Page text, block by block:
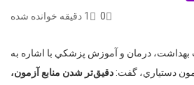
0
1 دقیقه خوانده شده
درمان و آموزش پزشكي با اشاره به
دستياري، گفت: دقيق‌تر شدن منابع آزمون،